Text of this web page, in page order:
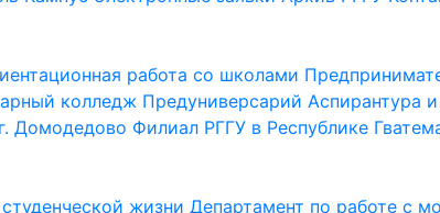
работа со школами
колледж Предуниверсарий Аспирантура
Домодедово Филиал РГГУ в Республике
жизни Департамент по работе с